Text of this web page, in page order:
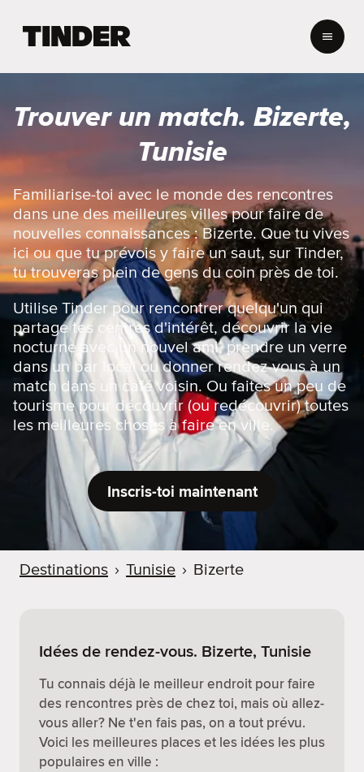
i
n
d
e
r
Trouver un match. Bizerte,
Tunisie
Familiarise-toi avec le monde des rencontres
dans une des meilleures villes pour faire de
nouvelles connaissances : Bizerte. Que tu vives
ici ou que tu prévois y faire un saut, sur Tinder,
tu trouveras plein de gens du coin près de toi.
Utilise Tinder pour rencontrer quelqu'un qui
partage tes centres d'intérêt, découvrir la vie
nocturne avec un nouvel ami, prendre un verre
dans un bar local ou donner rendez-vous à un
match dans un café voisin. Ou faites un peu de
tourisme pour découvrir (ou redécouvrir) toutes
les meilleures choses à faire en ville.
Inscris-toi maintenant
Destinations › Tunisie › Bizerte
Idées de rendez-vous. Bizerte, Tunisie
Tu connais déjà le meilleur endroit pour faire
des rencontres près de chez toi, mais où allez-
vous aller? Ne t'en fais pas, on a tout prévu.
Voici les meilleures places et les idées les plus
populaires en ville :